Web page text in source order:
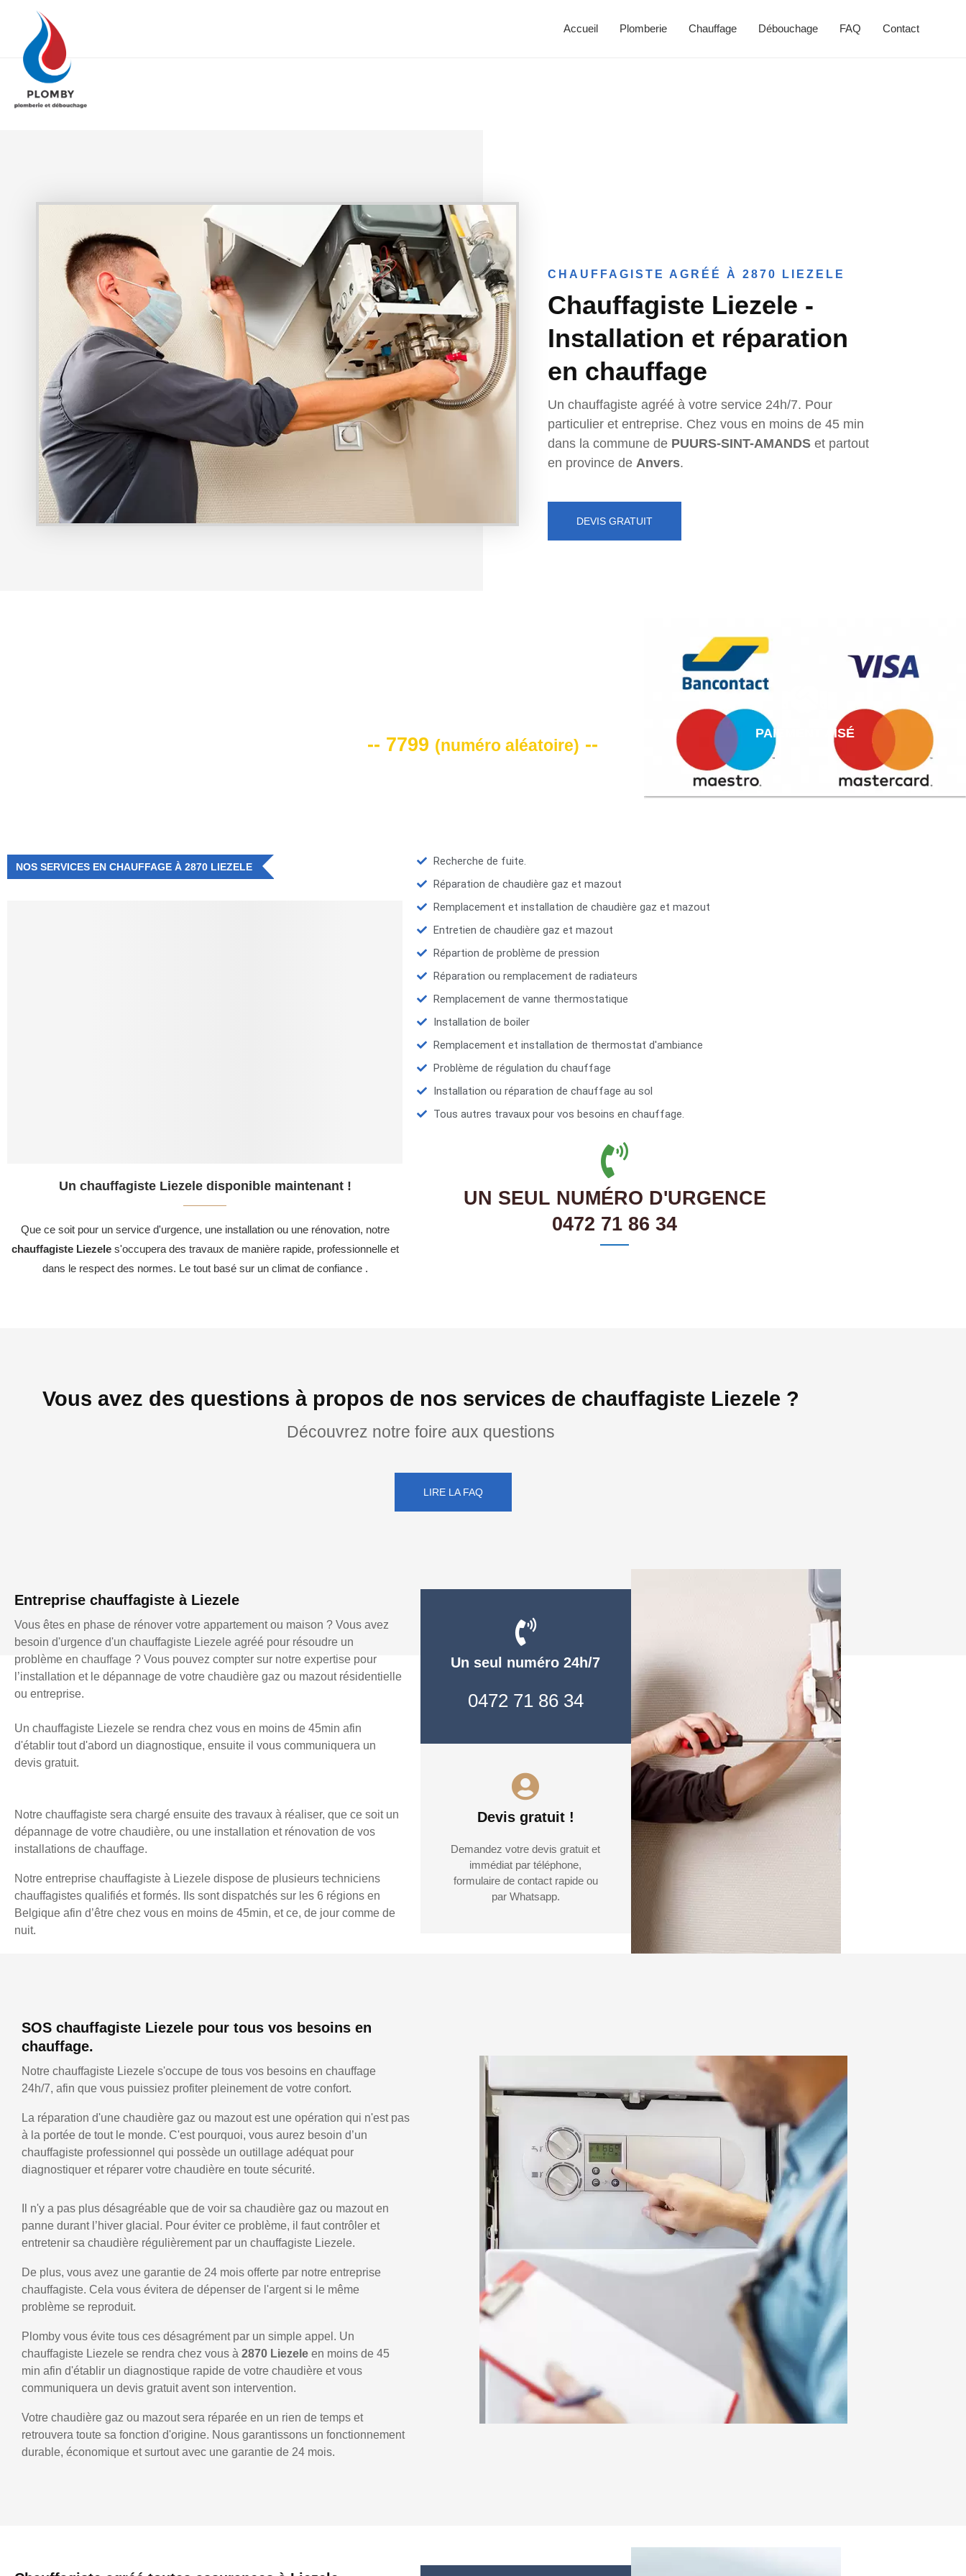
Accueil Plomberie Chauffage Débouchage FAQ Contact
CHAUFFAGISTE AGRÉÉ À 2870 LIEZELE
Chauffagiste Liezele -
Installation et réparation
en chauffage
Un chauffagiste agréé à votre service 24h/7. Pour
particulier et entreprise. Chez vous en moins de 45 min
dans la commune de PUURS-SINT-AMANDS et partout
en province de Anvers.
DEVIS GRATUIT
-- 7799 (numéro aléatoire) --
PAIEMENT AISÉ
NOS SERVICES EN CHAUFFAGE À 2870 LIEZELE
Un chauffagiste Liezele disponible maintenant !
Que ce soit pour un service d'urgence, une installation ou une rénovation, notre
chauffagiste Liezeles'occupera des travaux de manière rapide, professionnelle et
dans le respect des normes. Le tout basé sur un climat de confiance .
Recherche de fuite.
Réparation de chaudière gaz et mazout
Remplacement et installation de chaudière gaz et mazout
Entretien de chaudière gaz et mazout
Répartion de problème de pression
Réparation ou remplacement de radiateurs
Remplacement de vanne thermostatique
Installation de boiler
Remplacement et installation de thermostat d'ambiance
Problème de régulation du chauffage
Installation ou réparation de chauffage au sol
Tous autres travaux pour vos besoins en chauffage.
UN SEUL NUMÉRO D'URGENCE
0472 71 86 34
Vous avez des questions à propos de nos services de chauffagiste Liezele ?
Découvrez notre foire aux questions
LIRE LA FAQ
Entreprise chauffagiste à Liezele
Vous êtes en phase de rénover votre appartement ou maison ? Vous avez
besoin d'urgence d'un chauffagiste Liezele agréé pour résoudre un
problème en chauffage ? Vous pouvez compter sur notre expertise pour
l’installation et le dépannage de votre chaudière gaz ou mazout résidentielle
ou entreprise.
Un chauffagiste Liezele se rendra chez vous en moins de 45min afin
d'établir tout d'abord un diagnostique, ensuite il vous communiquera un
devis gratuit.
Notre chauffagiste sera chargé ensuite des travaux à réaliser, que ce soit un
dépannage de votre chaudière, ou une installation et rénovation de vos
installations de chauffage.
Notre entreprise chauffagiste à Liezele dispose de plusieurs techniciens
chauffagistes qualifiés et formés. Ils sont dispatchés sur les 6 régions en
Belgique afin d’être chez vous en moins de 45min, et ce, de jour comme de
nuit.
Un seul numéro 24h/7
0472 71 86 34
Devis gratuit !
Demandez votre devis gratuit et
immédiat par téléphone,
formulaire de contact rapide ou
par Whatsapp.
SOS chauffagiste Liezele pour tous vos besoins en
chauffage.
Notre chauffagiste Liezele s'occupe de tous vos besoins en chauffage
24h/7, afin que vous puissiez profiter pleinement de votre confort.
La réparation d'une chaudière gaz ou mazout est une opération qui n'est pas
à la portée de tout le monde. C'est pourquoi, vous aurez besoin d’un
chauffagiste professionnel qui possède un outillage adéquat pour
diagnostiquer et réparer votre chaudière en toute sécurité.
Il n'y a pas plus désagréable que de voir sa chaudière gaz ou mazout en
panne durant l’hiver glacial. Pour éviter ce problème, il faut contrôler et
entretenir sa chaudière régulièrement par un chauffagiste Liezele.
De plus, vous avez une garantie de 24 mois offerte par notre entreprise
chauffagiste. Cela vous évitera de dépenser de l'argent si le même
problème se reproduit.
Plomby vous évite tous ces désagrément par un simple appel. Un
chauffagiste Liezele se rendra chez vous à 2870 Liezele en moins de 45
min afin d'établir un diagnostique rapide de votre chaudière et vous
communiquera un devis gratuit avent son intervention.
Votre chaudière gaz ou mazout sera réparée en un rien de temps et
retrouvera toute sa fonction d'origine. Nous garantissons un fonctionnement
durable, économique et surtout avec une garantie de 24 mois.